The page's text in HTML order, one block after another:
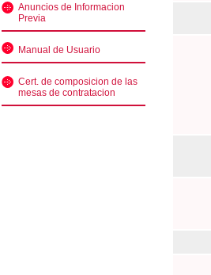
Anuncios de Informacion
Previa
Manual de Usuario
Cert. de composicion de las
mesas de contratacion